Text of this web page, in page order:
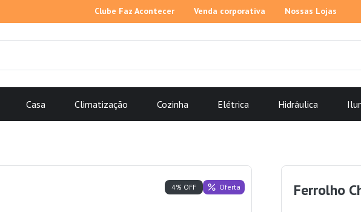
Clube Faz Acontecer Venda corporativa Nossas Lojas
Casa Climatização Cozinha Elétrica Hidráulica
4% OFF Oferta Ferrolho